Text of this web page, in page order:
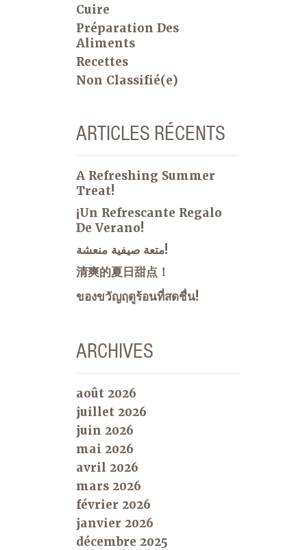
Cuire
Préparation Des
Aliments
Recettes
Non Classifié(e)
ARTICLES RÉCENTS
A Refreshing Summer
Treat!
¡Un Refrescante Regalo
De Verano!
متعة صيفية منعشة!
清爽的夏日甜点！
ของขวัญฤดูร้อนที่สดชื่น!
ARCHIVES
août 2026
juillet 2026
juin 2026
mai 2026
avril 2026
mars 2026
février 2026
janvier 2026
décembre 2025